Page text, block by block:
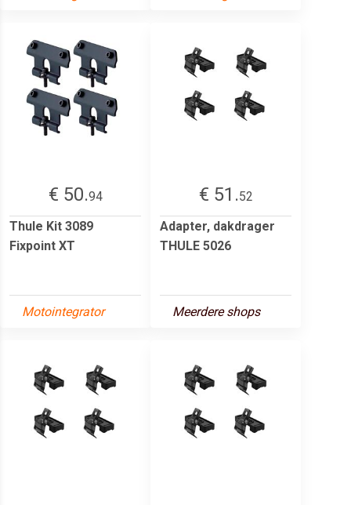
€ 50.94
Thule Kit 3089
Fixpoint XT
Motointegrator
€ 51.52
Adapter, dakdrager
THULE 5026
Meerdere shops